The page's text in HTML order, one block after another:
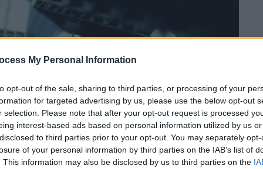
My Personal Information
opt-out of the sale, sharing to third parties, or processing of your
for targeted advertising by us, please use the below opt-out
selection. Please note that after your opt-out request is processed
interest-based ads based on personal information utilized by us
to third parties prior to your opt-out. You may separately
of your personal information by third parties on the IAB’s list of
This information may also be disclosed by us to third parties on the
το ΕΘΝΟΣ στη Google